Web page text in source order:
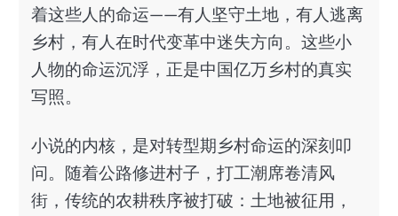
着这些人的命运——有人坚守土地，有人逃离
乡村，有人在时代变革中迷失方向。这些小
人物的命运沉浮，正是中国亿万乡村的真实
写照。
小说的内核，是对转型期乡村命运的深刻叩
问。随着公路修进村子，打工潮席卷清风
街，传统的农耕秩序被打破：土地被征用，